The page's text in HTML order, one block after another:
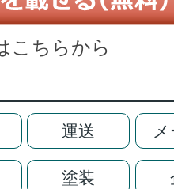
こちらから
運送
塗装